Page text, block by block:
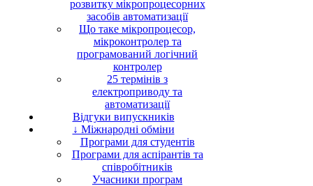
розвитку мікропроцесорних
засобів автоматизації
Що таке мікропроцесор,
мікроконтролер та
програмований логічний
контролер
25 термінів з
електроприводу та
автоматизації
Відгуки випускників
↓ Міжнародні обміни
Програми для студентів
Програми для аспірантів та
співробітників
Учасники програм